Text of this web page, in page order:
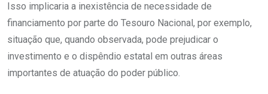
Isso implicaria a inexistência de necessidade de
financiamento por parte do Tesouro Nacional, por exemplo,
situação que, quando observada, pode prejudicar o
investimento e o dispêndio estatal em outras áreas
importantes de atuação do poder público.